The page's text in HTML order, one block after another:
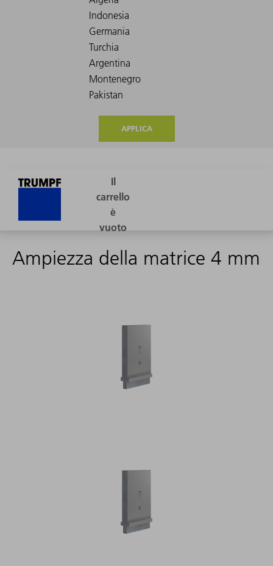
APPLICA
Ampiezza della matrice 4 mm